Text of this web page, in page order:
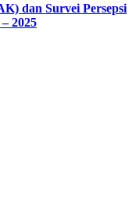
dan Survei Persepsi
2025